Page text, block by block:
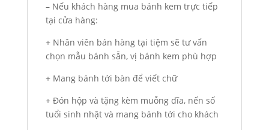
– Nếu khách hàng mua bánh kem trực tiếp
tại cửa hàng:
+ Nhân viên bán hàng tại tiệm sẽ tư vấn
chọn mẫu bánh sẵn, vị bánh kem phù hợp
+ Mang bánh tới bàn để viết chữ
+ Đón hộp và tặng kèm muỗng dĩa, nến số
tuổi sinh nhật và mang bánh tới cho khách